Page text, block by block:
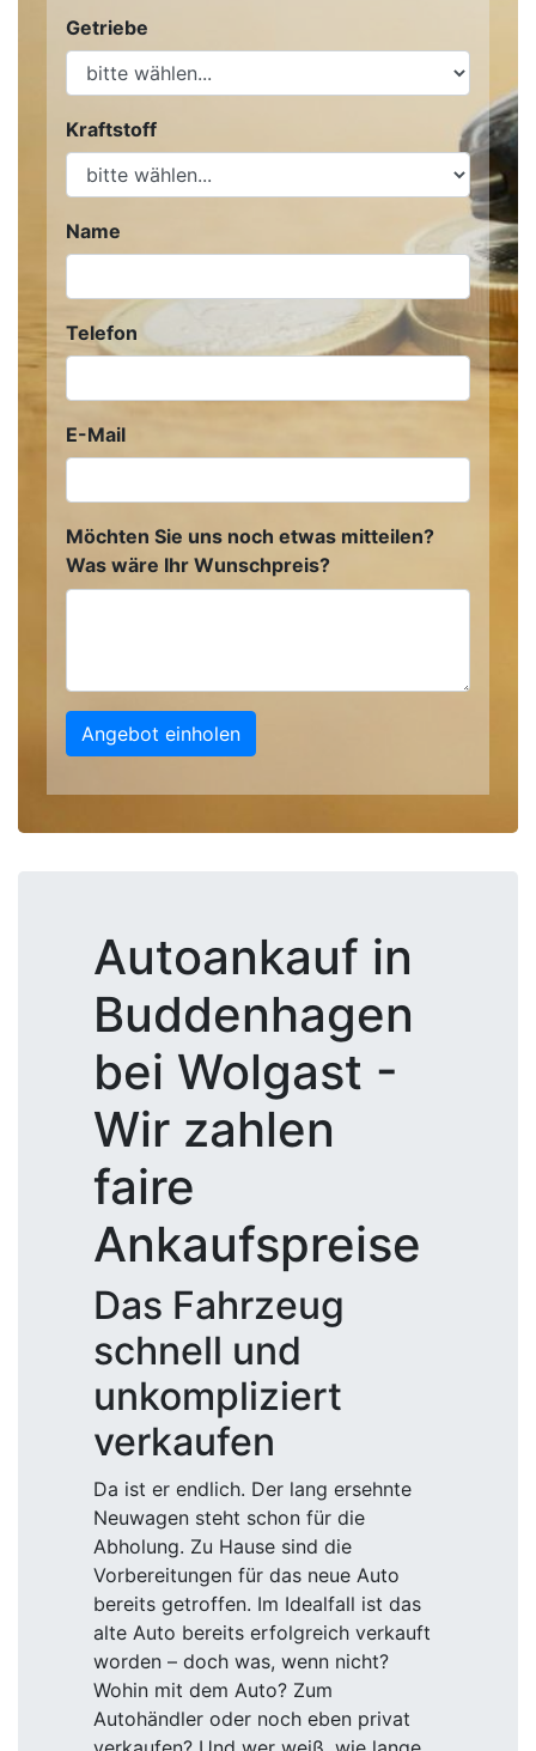
Getriebe
Kraftstoff
Name
Telefon
E-Mail
Möchten Sie uns noch etwas mitteilen?
Was wäre Ihr Wunschpreis?
Angebot einholen
Autoankauf in
Buddenhagen
bei Wolgast -
Wir zahlen
faire
Ankaufspreise
Das Fahrzeug
schnell und
unkompliziert
verkaufen
Da ist er endlich. Der lang ersehnte
Neuwagen steht schon für die
Abholung. Zu Hause sind die
Vorbereitungen für das neue Auto
bereits getroffen. Im Idealfall ist das
alte Auto bereits erfolgreich verkauft
worden – doch was, wenn nicht?
Wohin mit dem Auto? Zum
Autohändler oder noch eben privat